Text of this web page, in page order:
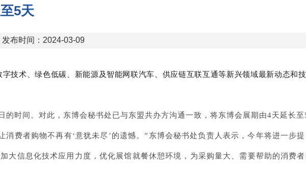
5天
发布时间：2024-03-09
技术、绿色低碳、新能源及智能网联汽车、供应链互联互通等新兴领域最新动态和
时间。对此，东博会秘书处已与东盟共办方沟通一致，将东博会展期由4天延长
费者购物不再有‘意犹未尽’的遗憾。”东博会秘书处负责人表示，今年将进一步
大信息化技术应用力度，优化展馆就餐休憩环境，为采购量大、需要帮助的消费